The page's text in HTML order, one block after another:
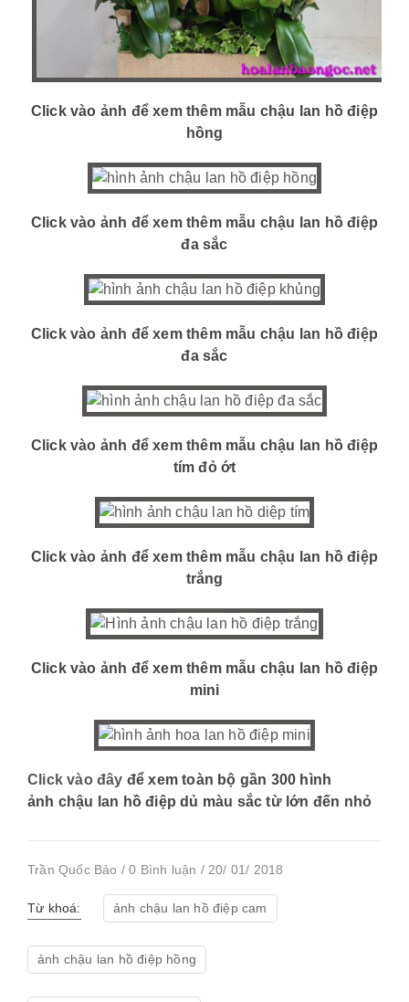
Click vào ảnh để xem thêm mẫu chậu lan hồ điệp
hồng
Click vào ảnh để xem thêm mẫu chậu lan hồ điệp
đa sắc
Click vào ảnh để xem thêm mẫu chậu lan hồ điệp
đa sắc
Click vào ảnh để xem thêm mẫu chậu lan hồ điệp
tím đỏ ớt
Click vào ảnh để xem thêm mẫu chậu lan hồ điệp
trắng
Click vào ảnh để xem thêm mẫu chậu lan hồ điệp
mini
Click vào đây để xem toàn bộ gần 300 hình
ảnh chậu lan hồ điệp dủ màu sắc từ lớn đến nhỏ
Trần Quốc Bảo / 0 Bình luận / 20/ 01/ 2018
Từ khoá: ảnh chậu lan hồ điệp cam
ảnh chậu lan hồ điệp hồng